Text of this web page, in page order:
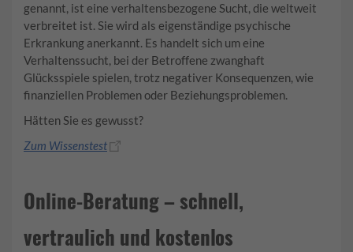
genannt, ist eine verhaltensbezogene Sucht, die weltweit
verbreitet ist. Sie wird als eigenständige psychische
Erkrankung anerkannt. Es handelt sich um eine
Verhaltenssucht, bei der Betroffene zwanghaft
Glücksspiele spielen, trotz negativer Konsequenzen, wie
finanziellen Problemen oder Beziehungsproblemen.
Hätten Sie es gewusst?
Zum Wissenstest
Online-Beratung – schnell,
vertraulich und kostenlos